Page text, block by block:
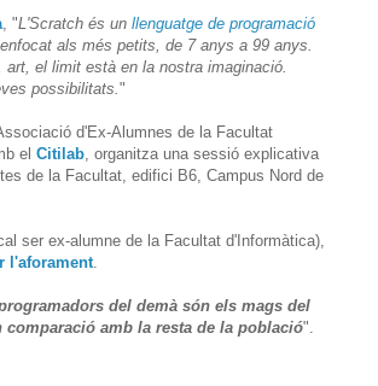
, "L'Scratch és un llenguatge de programació
als més petits, de 7 anys a 99 anys.
el limit està en la nostra imaginació.
possibilitats. "
d'Ex-Alumnes de la Facultat
el Citilab , organitza una sessió explicativa
de la Facultat, edifici B6, Campus Nord de
ser ex-alumne de la Facultat d'Informàtica),
l'aforament
del demà són els mags del
amb la resta de la població".